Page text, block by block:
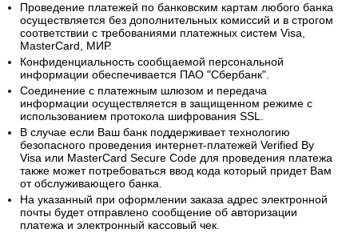
Проведение платежей по банковским картам любого банка
осуществляется без дополнительных комиссий и в строгом
соответствии с требованиями платежных систем Visa,
MasterCard, МИР.
Конфиденциальность сообщаемой персональной
информации обеспечивается ПАО "Сбербанк".
Соединение с платежным шлюзом и передача
информации осуществляется в защищенном режиме с
использованием протокола шифрования SSL.
В случае если Ваш банк поддерживает технологию
безопасного проведения интернет-платежей Verified By
Visa или MasterCard Secure Code для проведения платежа
также может потребоваться ввод кода который придет Вам
от обслуживающего банка.
На указанный при оформлении заказа адрес электронной
почты будет отправлено сообщение об авторизации
платежа и электронный кассовый чек.